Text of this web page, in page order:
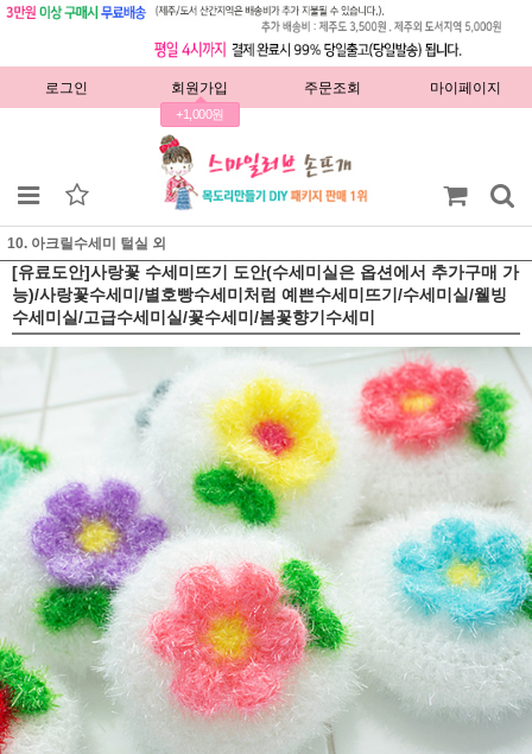
로그인 회원가입
+1,000원
주문조회 마이페이지
10. 아크릴수세미 털실 외
[유료도안]사랑꽃 수세미뜨기 도안(수세미실은 옵션에서 추가구매 가
능)/사랑꽃수세미/별호빵수세미처럼 예쁜수세미뜨기/수세미실/웰빙
수세미실/고급수세미실/꽃수세미/봄꽃향기수세미